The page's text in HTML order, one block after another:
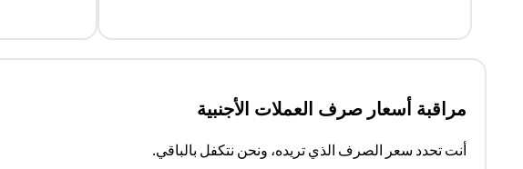
مراقبة أسعار صرف العملات الأجنبية
أنت تحدد سعر الصرف الذي تريده، ونحن نتكفل بالباقي.